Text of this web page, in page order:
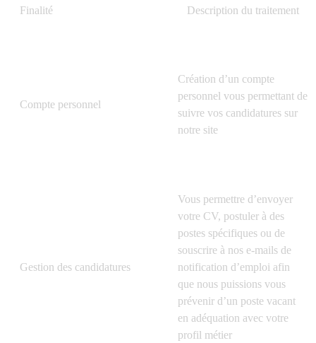
Finalité Description du traitement
Compte personnel
Création d’un compte
personnel vous permettant de
suivre vos candidatures sur
notre site
Gestion des candidatures
Vous permettre d’envoyer
votre CV, postuler à des
postes spécifiques ou de
souscrire à nos e-mails de
notification d’emploi afin
que nous puissions vous
prévenir d’un poste vacant
en adéquation avec votre
profil métier